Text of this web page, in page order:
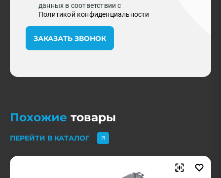
данных в соответствии с
Политикой конфиденциальности
ЗАКАЗАТЬ ЗВОНОК
Похожие товары
ПЕРЕЙТИ В КАТАЛОГ